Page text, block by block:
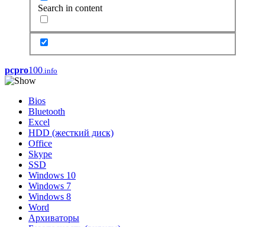
Search in content
pcpro100.info
Bios
Bluetooth
Excel
HDD (жесткий диск)
Office
Skype
SSD
Windows 10
Windows 7
Windows 8
Word
Архиваторы